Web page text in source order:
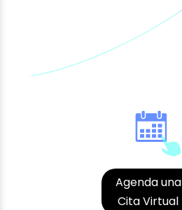
Agenda una
Cita Virtual